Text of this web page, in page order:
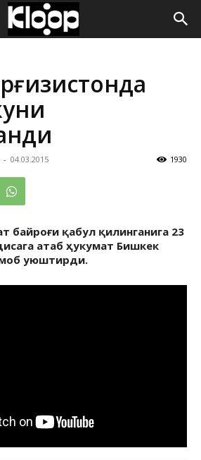
- 04.03.2015 1930
байроғи қабул қилинганига 23
атаб ҳукумат Бишкек
уюштирди.